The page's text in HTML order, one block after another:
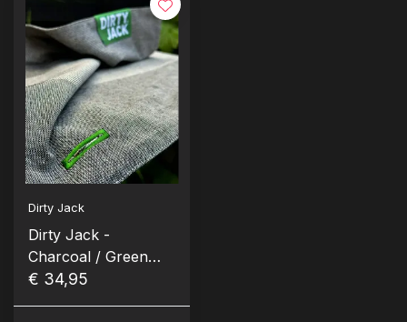
Dirty Jack
Dirty Jack -
Charcoal / Green
Label
€ 34,95